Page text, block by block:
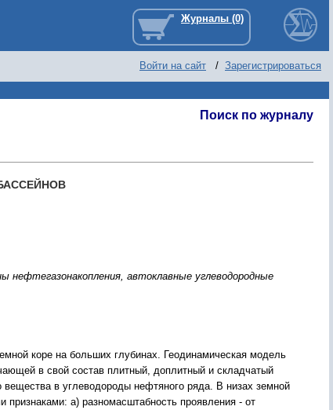
Войти на сайт / Зарегистрироваться
Поиск по журналу
нефтегазонакопления, автоклавные углеводородные
коре на больших глубинах. Геодинамическая модель
в свой состав плитный, доплитный и складчатый
вещества в углеводороды нефтяного ряда. В низах земной
а) разномасштабность проявления - от